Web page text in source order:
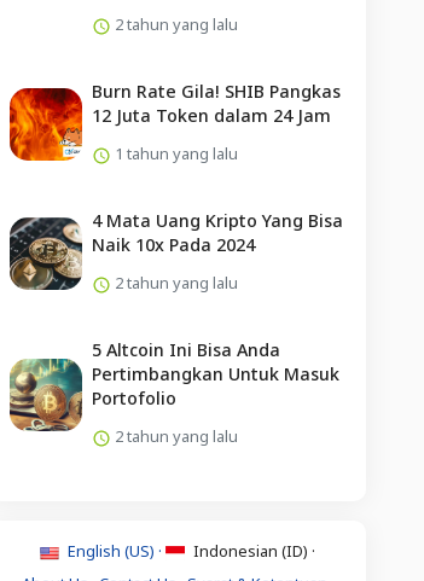
2 tahun yang lalu
Burn Rate Gila! SHIB Pangkas
12 Juta Token dalam 24 Jam
1 tahun yang lalu
4 Mata Uang Kripto Yang Bisa
Naik 10x Pada 2024
2 tahun yang lalu
5 Altcoin Ini Bisa Anda
Pertimbangkan Untuk Masuk
Portofolio
2 tahun yang lalu
English (US) ·
Indonesian (ID) ·